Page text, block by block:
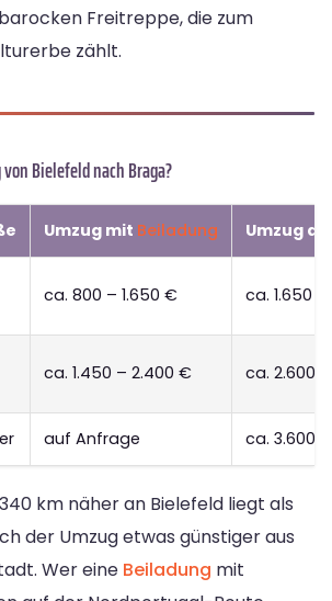
Freitreppe, die zum
zählt.
Bielefeld nach Braga?
Umzug mit Beiladung Umzug
ca. 800 – 1.650 € ca. 1.650
ca. 1.450 – 2.400 € ca. 2.600
auf Anfrage ca. 3.600
km näher an Bielefeld liegt als
der Umzug etwas günstiger aus
Wer eine Beiladung mit